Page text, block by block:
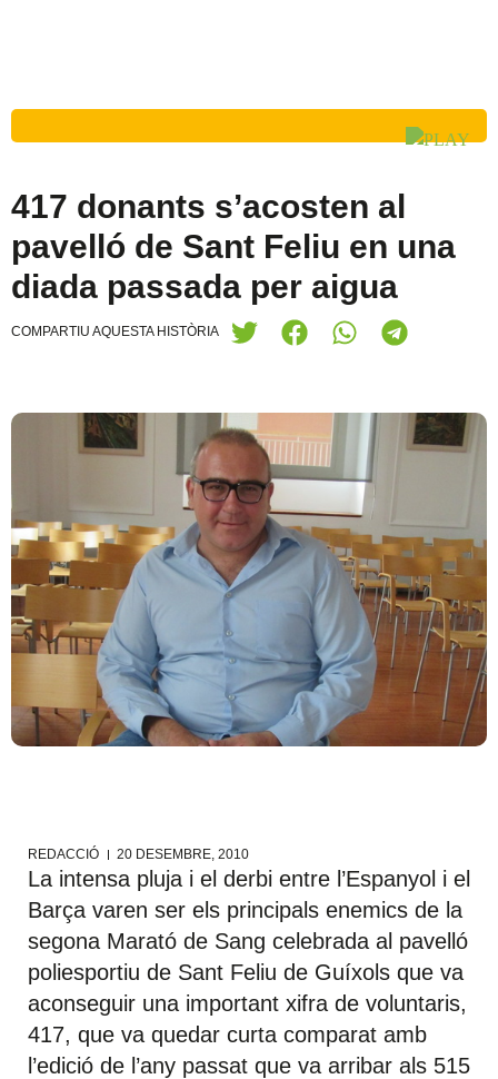
417 donants s’acosten al
pavelló de Sant Feliu en una
diada passada per aigua
COMPARTIU AQUESTA HISTÒRIA
REDACCIÓ 20 DESEMBRE, 2010
La intensa pluja i el derbi entre l’Espanyol i el
Barça varen ser els principals enemics de la
segona Marató de Sang celebrada al pavelló
poliesportiu de Sant Feliu de Guíxols que va
aconseguir una important xifra de voluntaris,
417, que va quedar curta comparat amb
l’edició de l’any passat que va arribar als 515